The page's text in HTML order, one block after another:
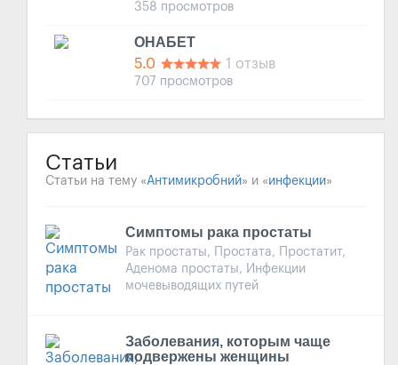
358 просмотров
ОНАБЕТ
5.0 1 отзыв
707 просмотров
Статьи
Статьи на тему «Антимикробний» и «инфекции»
Симптомы рака простаты
Рак простаты, Простата, Простатит,
Аденома простаты, Инфекции
мочевыводящих путей
Заболевания, которым чаще
подвержены женщины